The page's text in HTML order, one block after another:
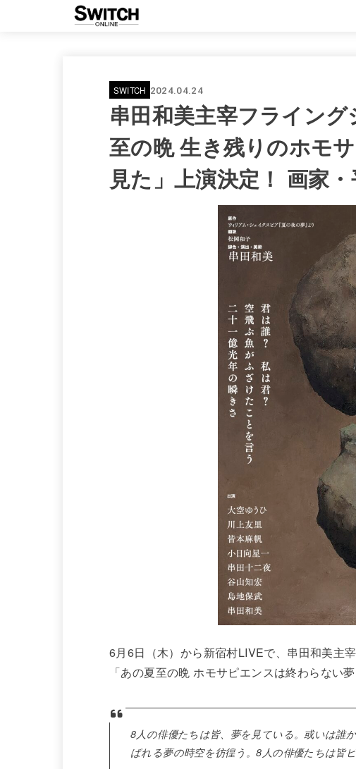
SWITCH 2024.04.24
串田和美主宰フライン
至の晩 生き残りのホモ
見た」上演決定！ 画家
6月6日（木）から新宿村LIVEで、串田和美主
「あの夏至の晩 ホモサピエンスは終わらない
8人の俳優たちは皆、夢を見ている。或いは誰
ばれる夢の時空を彷徨う。8人の俳優たちは皆